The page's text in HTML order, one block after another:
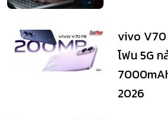
vivo V70
โฟน 5G
2026